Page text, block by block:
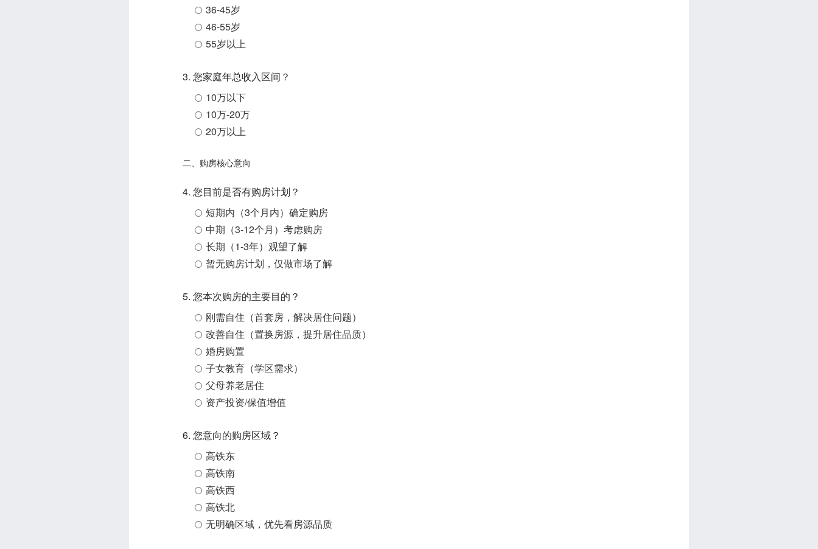
36-45岁
46-55岁
55岁以上
3. 您家庭年总收入区间？
10万以下
10万-20万
20万以上
二、购房核心意向
4. 您目前是否有购房计划？
短期内（3个月内）确定购房
中期（3-12个月）考虑购房
长期（1-3年）观望了解
暂无购房计划，仅做市场了解
5. 您本次购房的主要目的？
刚需自住（首套房，解决居住问题）
改善自住（置换房源，提升居住品质）
婚房购置
子女教育（学区需求）
父母养老居住
资产投资/保值增值
6. 您意向的购房区域？
高铁东
高铁南
高铁西
高铁北
无明确区域，优先看房源品质